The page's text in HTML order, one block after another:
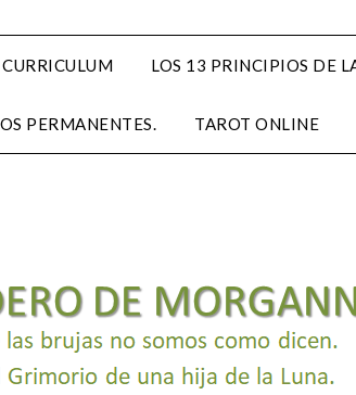
CURRICULUM LOS 13 PRINCIPIOS DE
PERMANENTES. TAROT ONLINE